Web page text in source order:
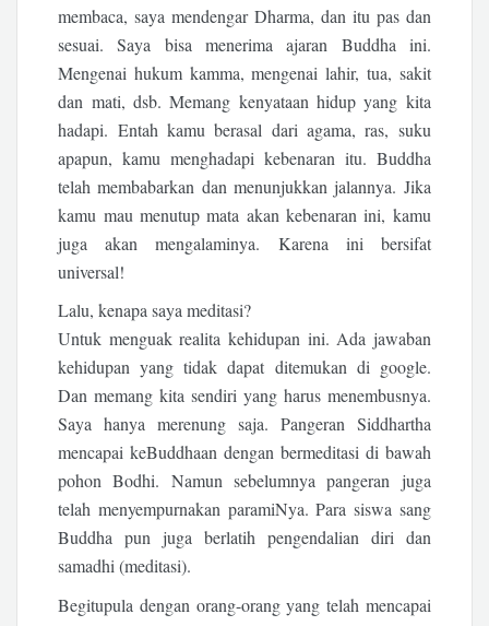
membaca, saya mendengar Dharma, dan itu pas dan
sesuai. Saya bisa menerima ajaran Buddha ini.
Mengenai hukum kamma, mengenai lahir, tua, sakit
dan mati, dsb. Memang kenyataan hidup yang kita
hadapi. Entah kamu berasal dari agama, ras, suku
apapun, kamu menghadapi kebenaran itu. Buddha
telah membabarkan dan menunjukkan jalannya. Jika
kamu mau menutup mata akan kebenaran ini, kamu
juga akan mengalaminya. Karena ini bersifat
universal!
Lalu, kenapa saya meditasi?
Untuk menguak realita kehidupan ini. Ada jawaban
kehidupan yang tidak dapat ditemukan di google.
Dan memang kita sendiri yang harus menembusnya.
Saya hanya merenung saja. Pangeran Siddhartha
mencapai keBuddhaan dengan bermeditasi di bawah
pohon Bodhi. Namun sebelumnya pangeran juga
telah menyempurnakan paramiNya. Para siswa sang
Buddha pun juga berlatih pengendalian diri dan
samadhi (meditasi).
Begitupula dengan orang-orang yang telah mencapai